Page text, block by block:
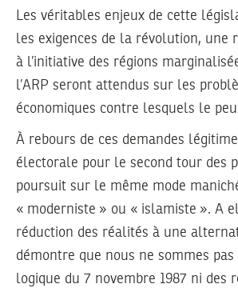
Les véritables enjeux de cette
les exigences de la révolution, une
à l’initiative des régions
l’ARP seront attendus sur les
économiques contre lesquels le
À rebours de ces demandes
électorale pour le second tour des
poursuit sur le même mode
« moderniste » ou « islamiste ». A
réduction des réalités à une
démontre que nous ne sommes
logique du 7 novembre 1987 ni des